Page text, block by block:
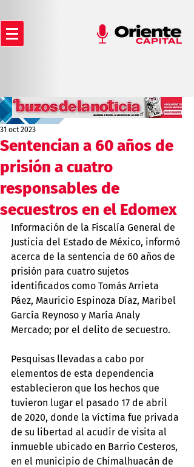
Sentencian a 60 años de
prisión a cuatro
responsables de
secuestros en el Edomex
31 oct 2023
Información de la Fiscalía General de
Justicia del Estado de México, informó
acerca de la sentencia de 60 años de
prisión para cuatro sujetos
identificados como Tomás Arrieta
Páez, Mauricio Espinoza Díaz, Maribel
García Reynoso y María Analy
Mercado; por el delito de secuestro.
Pesquisas llevadas a cabo por
elementos de esta dependencia
establecieron que los hechos que
tuvieron lugar el pasado 17 de abril
de 2020, donde la víctima fue privada
de su libertad al acudir de visita al
inmueble ubicado en Barrio Cesteros,
en el municipio de Chimalhuacán de